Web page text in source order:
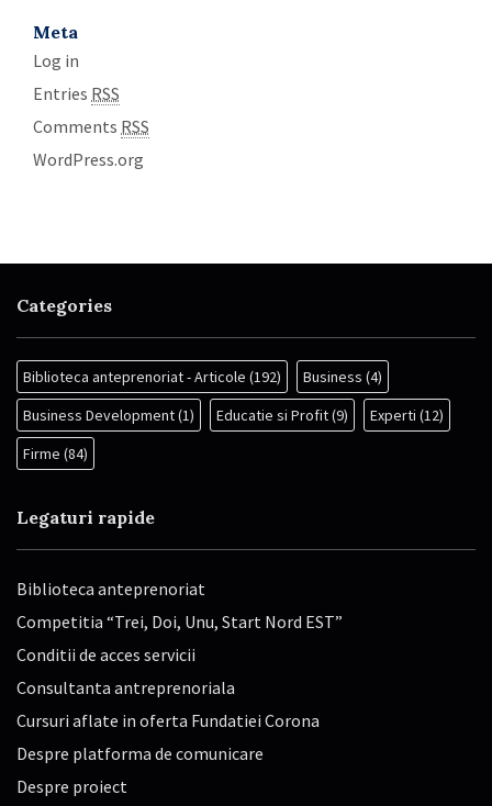
Meta
Log in
Entries RSS
Comments RSS
WordPress.org
Categories
Biblioteca anteprenoriat - Articole (192) Business (4)
Business Development(1) Educatie si Profit(9) Experti (12)
Firme (84)
Legaturi rapide
Biblioteca anteprenoriat
Competitia “Trei, Doi, Unu, Start Nord EST”
Conditii de acces servicii
Consultanta antreprenoriala
Cursuri aflate in oferta Fundatiei Corona
Despre platforma de comunicare
Despre proiect